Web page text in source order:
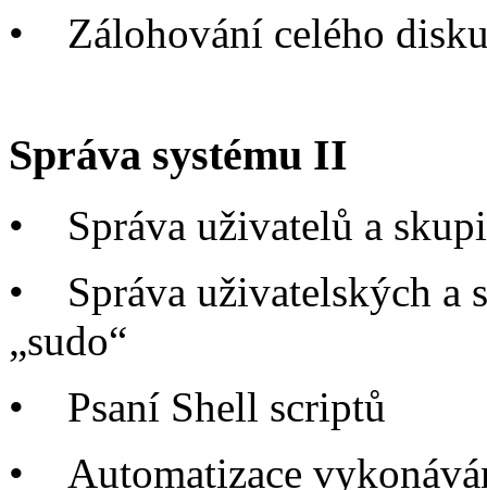
•
Zálohování celého
Správa systému II
•
Správa uživatelů a
•
Správa uživatelských a
„sudo“
•
Psaní Shell scriptů
•
Automatizace